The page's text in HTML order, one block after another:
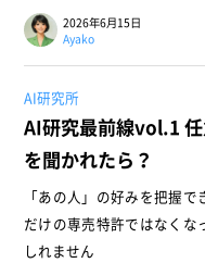
2026年6月15日
Ayako
AI研究所
AI研究最前線vol.1
を聞かれたら？
「あの人」の好みを把握
だけの専売特許ではなくな
しれません